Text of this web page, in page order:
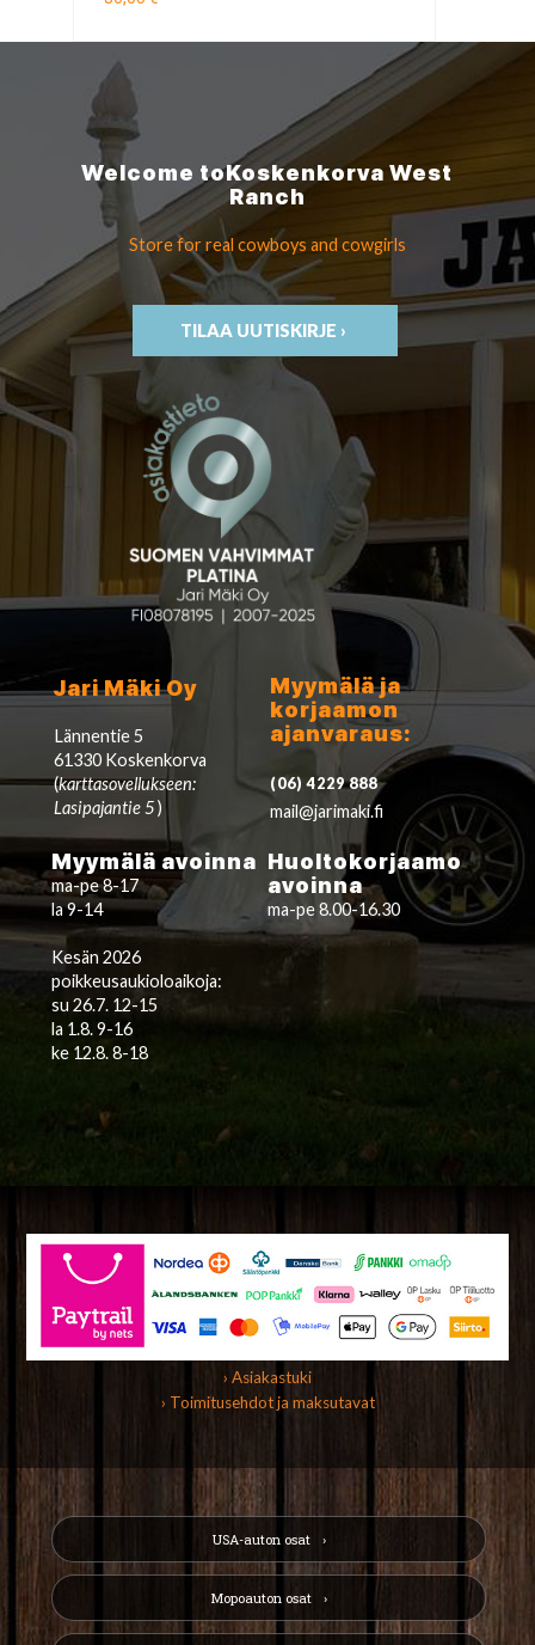
Welcome toKoskenkorvaWest
Ranch
Store for real cowboys and cowgirls
TILAA UUTISKIRJE ›
Jari Mäki Oy
Lännentie 5
61330 Koskenkorva
(karttasovellukseen:
Lasipajantie 5)
Myymälä ja
korjaamon
ajanvaraus:
(06) 4229 888
mail@jarimaki.fi
Myymälä avoinna
ma-pe 8-17
la 9-14
Kesän 2026
poikkeusaukioloaikoja:
su 26.7. 12-15
la 1.8. 9-16
ke 12.8. 8-18
Huoltokorjaamo
avoinna
ma-pe 8.00-16.30
› Asiakastuki
› Toimitusehdot ja maksutavat
USA-auton osat
Mopoauton osat